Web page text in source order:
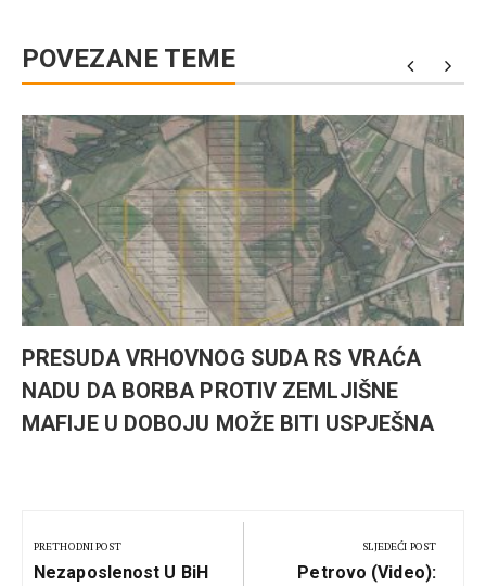
POVEZANE TEME
PRESUDA VRHOVNOG SUDA RS VRAĆA
NADU DA BORBA PROTIV ZEMLJIŠNE
MAFIJE U DOBOJU MOŽE BITI USPJEŠNA
članka
PRETHODNI POST
Previous
Nezaposlenost U BiH
SLJEDEĆI POST
Next
Petrovo (Video):